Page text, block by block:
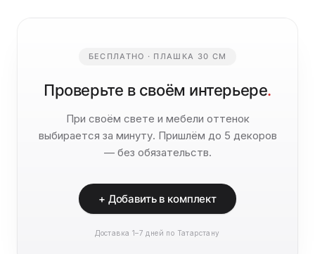
БЕСПЛАТНО · ПЛАШКА 30 СМ
Проверьте в своём интерьере.
При своём свете и мебели оттенок
выбирается за минуту. Пришлём до 5 декоров
— без обязательств.
+ Добавить в комплект
Доставка 1–7 дней по Татарстану